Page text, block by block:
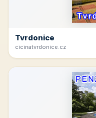
Tvrdonice
cicinatvrdonice.cz